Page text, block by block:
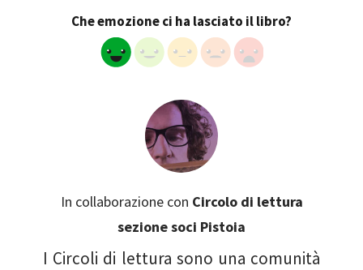
Che emozione ci ha lasciato il libro?
In collaborazione con Circolo di lettura
sezione soci Pistoia
I Circoli di lettura sono una comunità